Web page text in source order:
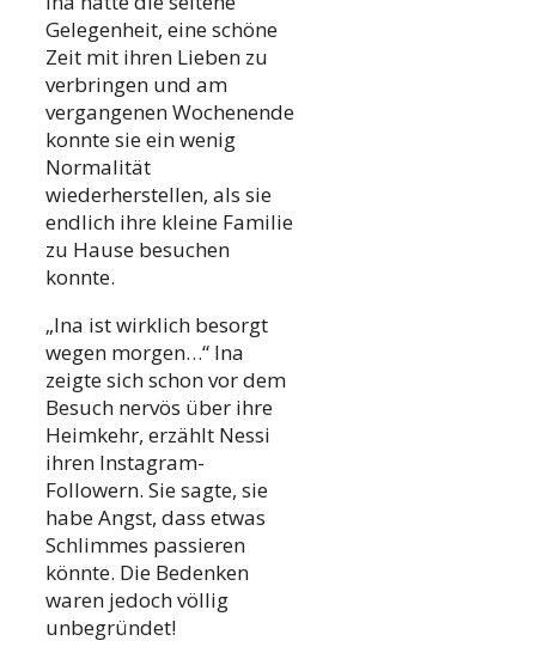
Gelegenheit, eine schöne
Zeit mit ihren Lieben zu
verbringen und am
vergangenen Wochenende
konnte sie ein wenig
Normalität
wiederherstellen, als sie
endlich ihre kleine Familie
zu Hause besuchen
konnte.
„Ina ist wirklich besorgt
wegen morgen…“ Ina
zeigte sich schon vor dem
Besuch nervös über ihre
Heimkehr, erzählt Nessi
ihren Instagram-
Followern. Sie sagte, sie
habe Angst, dass etwas
Schlimmes passieren
könnte. Die Bedenken
waren jedoch völlig
unbegründet!